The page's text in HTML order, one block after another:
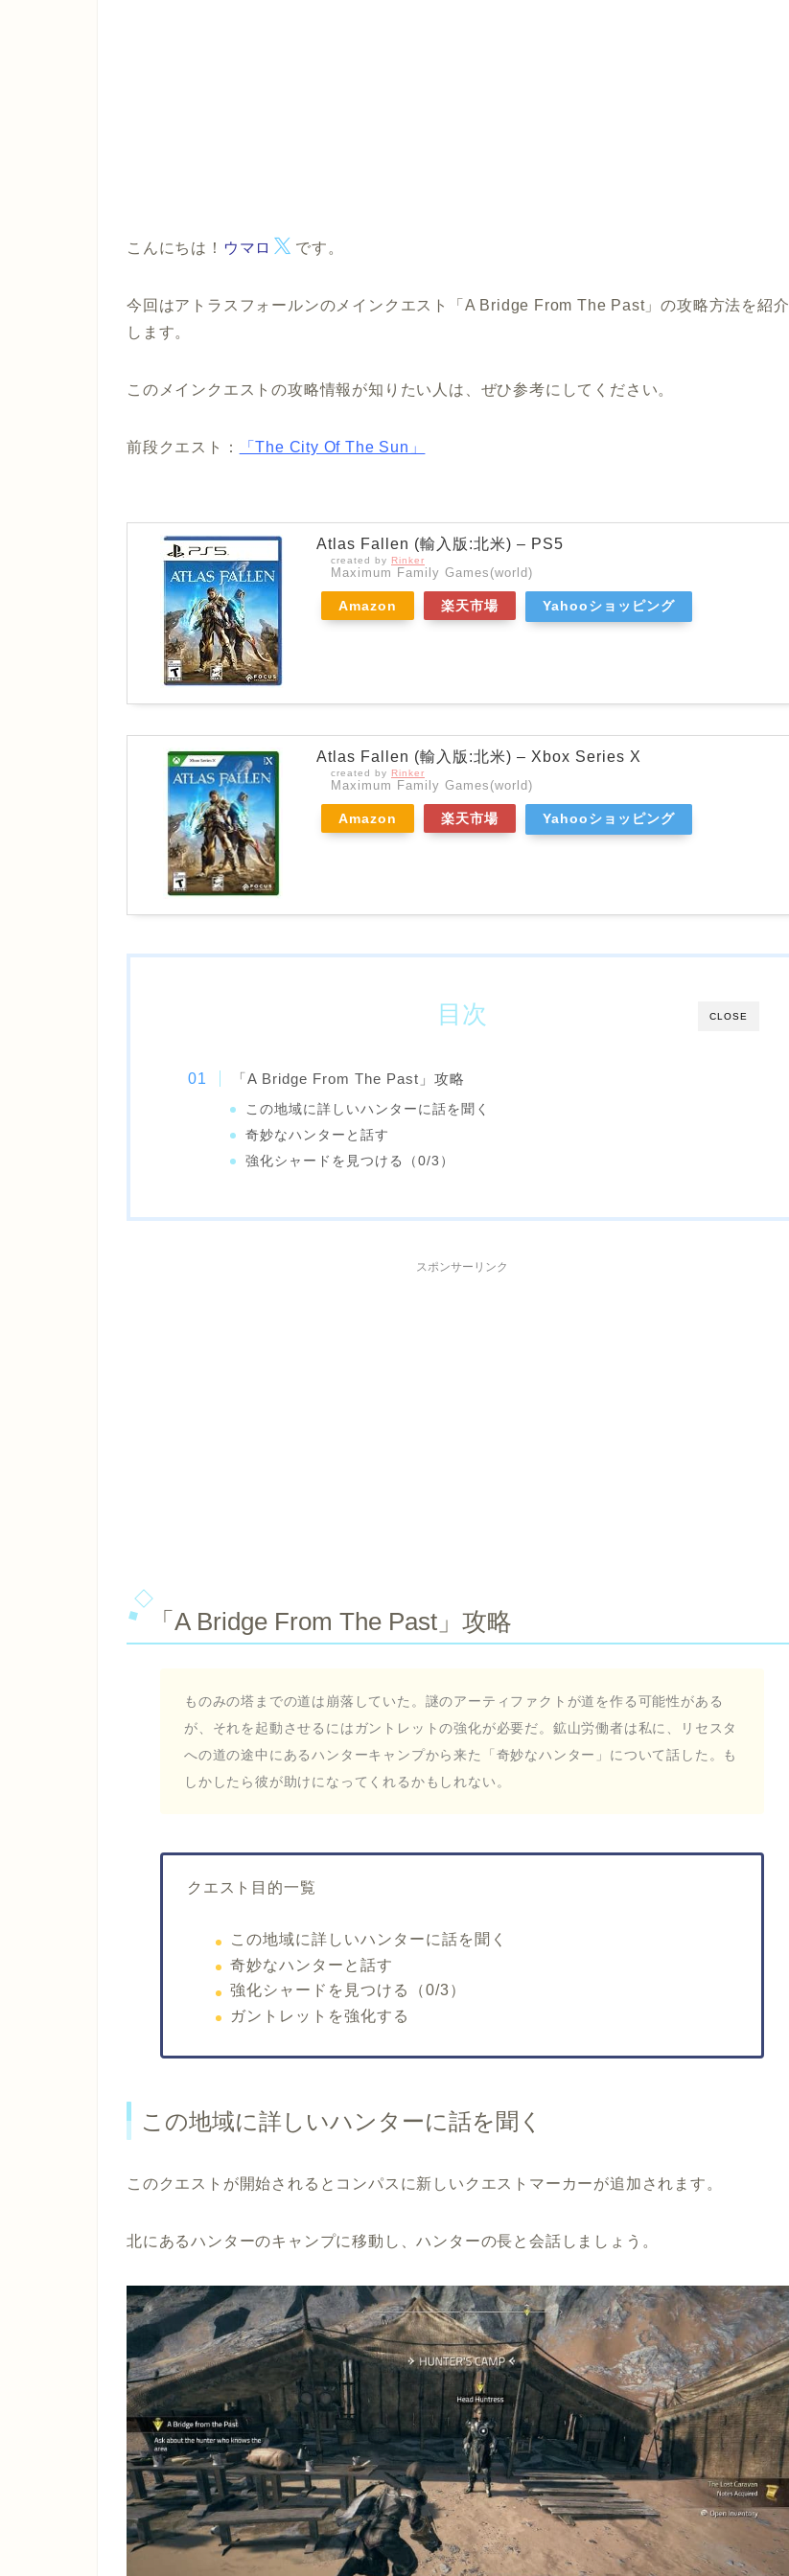
こんにちは！ ウマロ です。
今回はアトラスフォールンのメインクエスト 「A Bridge From The Past」の攻略方法を紹介
します。
このメインクエストの攻略情報が知りたい人は、ぜひ参考にしてください。
前段クエスト： 「The City Of The Sun」
Atlas Fallen (輸入版:北米) – PS5
created by Rinker
Maximum Family Games(world)
Amazon 楽天市場 Yahooショッピング
Atlas Fallen (輸入版:北米) – Xbox Series X
created by Rinker
Maximum Family Games(world)
Amazon 楽天市場 Yahooショッピング
CLOSE
目次
「A Bridge From The Past」攻略
この地域に詳しいハンターに話を聞く
奇妙なハンターと話す
強化シャードを見つける（0/3）
スポンサーリンク
「A Bridge From The Past」攻略
ものみの塔までの道は崩落していた。謎のアーティファクトが道を作る可能性がある
が、それを起動させるにはガントレットの強化が必要だ。鉱山労働者は私に、リセスタ
への道の途中にあるハンターキャンプから来た「奇妙なハンター」について話した。も
しかしたら彼が助けになってくれるかもしれない。
クエスト目的一覧
この地域に詳しいハンターに話を聞く
奇妙なハンターと話す
強化シャードを見つける（0/3）
ガントレットを強化する
この地域に詳しいハンターに話を聞く
このクエストが開始されるとコンパスに新しいクエストマーカーが追加されます。
北にあるハンターのキャンプに移動し、ハンターの長と会話しましょう。